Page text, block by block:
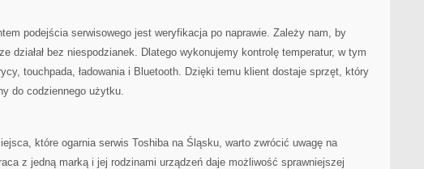
podejścia serwisowego jest weryfikacja po naprawie. Zależy nam, by
działał bez niespodzianek. Dlatego wykonujemy kontrolę temperatur, w tym
touchpada, ładowania i Bluetooth. Dzięki temu klient dostaje sprzęt, który
do codziennego użytku.
które ogarnia serwis Toshiba na Śląsku, warto zwrócić uwagę na
z jedną marką i jej rodzinami urządzeń daje możliwość sprawniejszej